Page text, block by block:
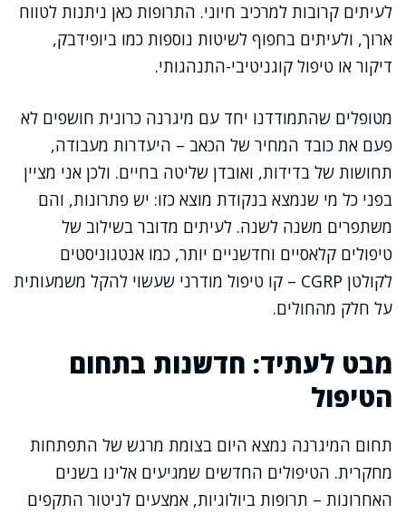
לעיתים קרובות למרכיב חיוני. התרופות כאן ניתנות לטווח
ארוך, ולעיתים בחפוף לשיטות נוספות כמו ביופידבק,
דיקור או טיפול קוגניטיבי-התנהגותי.
מטופלים שהתמודדנו יחד עם מיגרנה כרונית חושפים לא
פעם את כובד המחיר של הכאב – היעדרות מעבודה,
תחושות של בדידות, ואובדן שליטה בחיים. ולכן אני מציין
בפני כל מי שנמצא בנקודת מוצא כזו: יש פתרונות, והם
משתפרים משנה לשנה. לעיתים מדובר בשילוב של
טיפולים קלאסיים וחדשניים יותר, כמו אנטגוניסטים
לקולטן CGRP – קו טיפול מודרני שעשוי להקל משמעותית
על חלק מהחולים.
מבט לעתיד: חדשנות בתחום
הטיפול
תחום המיגרנה נמצא היום בצומת מרגש של התפתחות
מחקרית. הטיפולים החדשים שמגיעים אלינו בשנים
האחרונות – תרופות ביולוגיות, אמצעים לניטור התקפים